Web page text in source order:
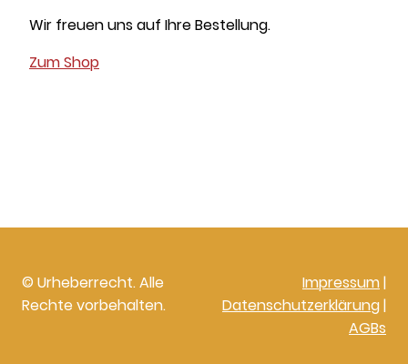
Wir freuen uns auf Ihre Bestellung.
Zum Shop
© Urheberrecht. Alle
Rechte vorbehalten.
Impressum|
Datenschutzerklärung|
AGBs